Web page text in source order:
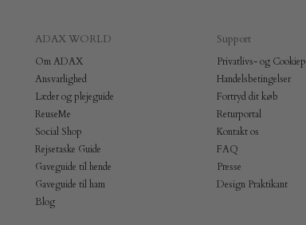
ADAX WORLD
Om ADAX
Ansvarlighed
Læder og plejeguide
ReuseMe
Social Shop
Rejsetaske Guide
Gaveguide til hende
Gaveguide til ham
Blog
Support
Privatlivs- og
Handelsbetingelser
Fortryd dit køb
Returportal
Kontakt os
FAQ
Presse
Design Praktikant